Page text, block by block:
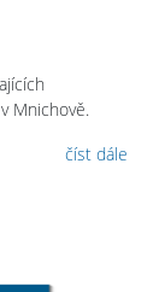
Mnichově.
číst dále